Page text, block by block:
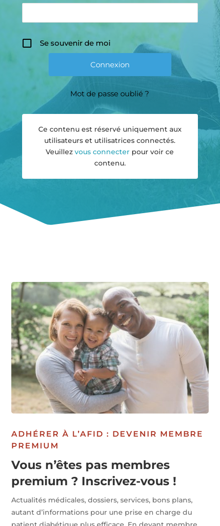
Se souvenir de moi
Mot de passe oublié ?
Ce contenu est réservé uniquement aux
utilisateurs et utilisatrices connectés.
Veuillezvous connecter pour voir ce
contenu.
ADHÉRER À L’AFID : DEVENIR MEMBRE
PREMIUM
Vous n’êtes pas membres
premium ? Inscrivez-vous !
Actualités médicales, dossiers, services, bons plans,
autant d’informations pour une prise en charge du